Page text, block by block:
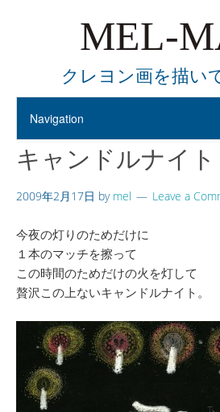
MEL-
クレヨン画を描い
キャンドルナイト
2009年2月17日 by mel Leave a
今夜の灯りのためだけに
１本のマッチを擦って
この時間のためだけの火を灯して
贅沢この上ないキャンドルナイト。